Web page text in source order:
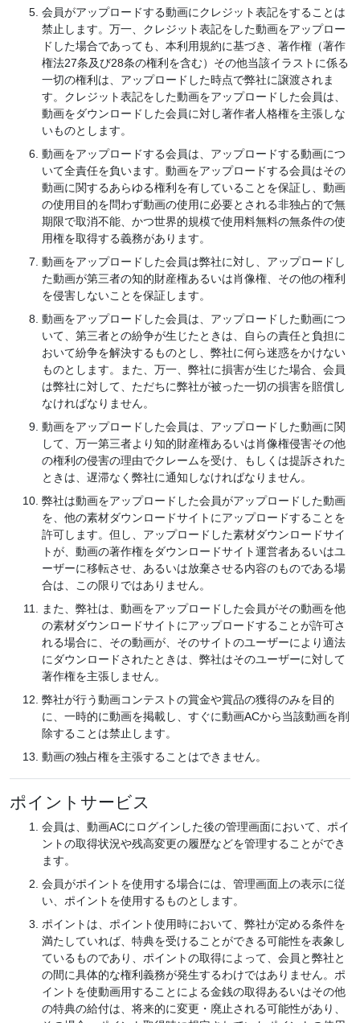
会員がアップロードする動画にクレジット表記をすることは
禁止します。万一、クレジット表記をした動画をアップロー
ドした場合であっても、本利用規約に基づき、著作権（著作
権法27条及び28条の権利を含む）その他当該イラストに係る
一切の権利は、アップロードした時点で弊社に譲渡されま
す。クレジット表記をした動画をアップロードした会員は、
動画をダウンロードした会員に対し著作者人格権を主張しな
いものとします。
動画をアップロードする会員は、アップロードする動画につ
いて全責任を負います。動画をアップロードする会員はその
動画に関するあらゆる権利を有していることを保証し、動画
の使用目的を問わず動画の使用に必要とされる非独占的で無
期限で取消不能、かつ世界的規模で使用料無料の無条件の使
用権を取得する義務があります。
動画をアップロードした会員は弊社に対し、アップロードし
た動画が第三者の知的財産権あるいは肖像権、その他の権利
を侵害しないことを保証します。
動画をアップロードした会員は、アップロードした動画につ
いて、第三者との紛争が生じたときは、自らの責任と負担に
おいて紛争を解決するものとし、弊社に何ら迷惑をかけない
ものとします。また、万一、弊社に損害が生じた場合、会員
は弊社に対して、ただちに弊社が被った一切の損害を賠償し
なければなりません。
動画をアップロードした会員は、アップロードした動画に関
して、万一第三者より知的財産権あるいは肖像権侵害その他
の権利の侵害の理由でクレームを受け、もしくは提訴された
ときは、遅滞なく弊社に通知しなければなりません。
弊社は動画をアップロードした会員がアップロードした動画
を、他の素材ダウンロードサイトにアップロードすることを
許可します。但し、アップロードした素材ダウンロードサイ
トが、動画の著作権をダウンロードサイト運営者あるいはユ
ーザーに移転させ、あるいは放棄させる内容のものである場
合は、この限りではありません。
また、弊社は、動画をアップロードした会員がその動画を他
の素材ダウンロードサイトにアップロードすることが許可さ
れる場合に、その動画が、そのサイトのユーザーにより適法
にダウンロードされたときは、弊社はそのユーザーに対して
著作権を主張しません。
弊社が行う動画コンテストの賞金や賞品の獲得のみを目的
に、一時的に動画を掲載し、すぐに動画ACから当該動画を削
除することは禁止します。
動画の独占権を主張することはできません。
ポイントサービス
会員は、動画ACにログインした後の管理画面において、ポイ
ントの取得状況や残高変更の履歴などを管理することができ
ます。
会員がポイントを使用する場合には、管理画面上の表示に従
い、ポイントを使用するものとします。
ポイントは、ポイント使用時において、弊社が定める条件を
満たしていれば、特典を受けることができる可能性を表象し
ているものであり、ポイントの取得によって、会員と弊社と
の間に具体的な権利義務が発生するわけではありません。ポ
イントを使動画用することによる金銭の取得あるいはその他
の特典の給付は、将来的に変更・廃止される可能性があり、